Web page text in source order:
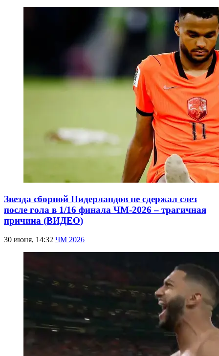
Звезда сборной Нидерландов не сдержал слез
после гола в 1/16 финала ЧМ-2026 – трагичная
причина (ВИДЕО)
30 июня, 14:32 ЧМ 2026